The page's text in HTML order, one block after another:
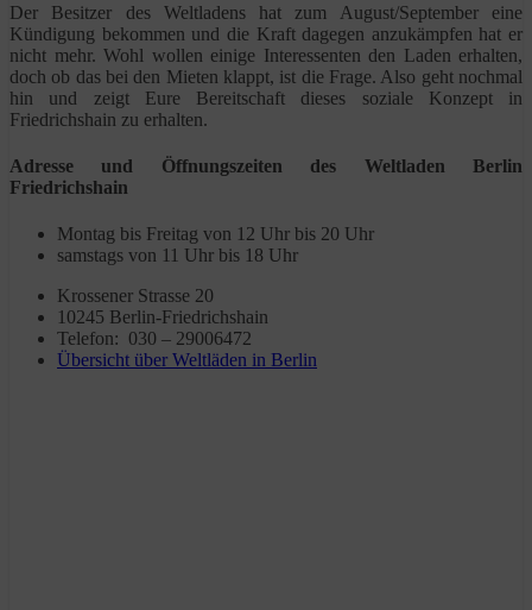
Der Besitzer des Weltladens hat zum August/September eine
Kündigung bekommen und die Kraft dagegen anzukämpfen hat er
nicht mehr. Wohl wollen einige Interessenten den Laden erhalten,
doch ob das bei den Mieten klappt, ist die Frage. Also geht nochmal
hin und zeigt Eure Bereitschaft dieses soziale Konzept in
Friedrichshain zu erhalten.
Adresse und Öffnungszeiten des Weltladen Berlin
Friedrichshain
Montag bis Freitag von 12 Uhr bis 20 Uhr
samstags von 11 Uhr bis 18 Uhr
Krossener Strasse 20
10245 Berlin-Friedrichshain
Telefon: 030 – 29006472
Übersicht über Weltläden in Berlin